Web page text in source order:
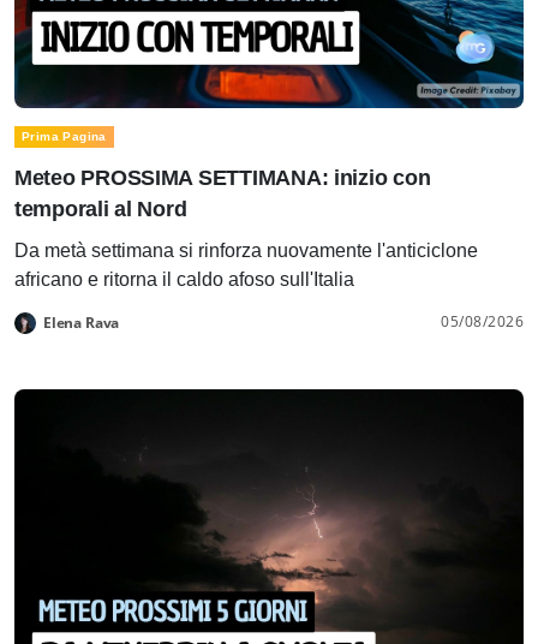
Prima Pagina
Meteo PROSSIMA SETTIMANA: inizio con
temporali al Nord
Da metà settimana si rinforza nuovamente l'anticiclone
africano e ritorna il caldo afoso sull'Italia
Elena Rava 05/08/2026